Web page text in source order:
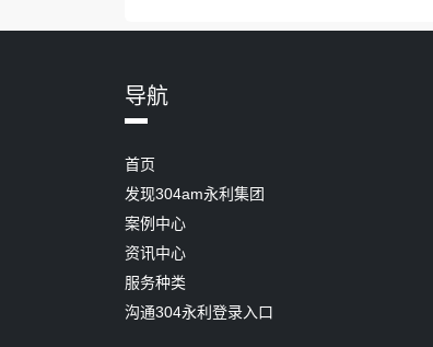
导航
首页
发现304am永利集团
案例中心
资讯中心
服务种类
沟通304永利登录入口